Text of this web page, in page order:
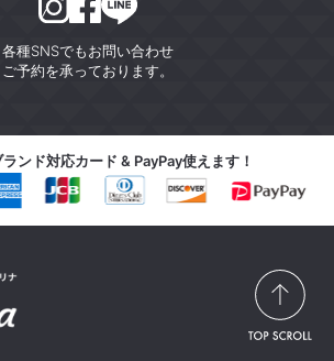
各種SNSでもお問い合わせ
ご予約を承っております。
ンド対応カード & PayPay使えます！